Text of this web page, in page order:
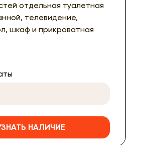
отдельная туалетная
телевидение,
шкаф и прикроватная
НАЛИЧИЕ